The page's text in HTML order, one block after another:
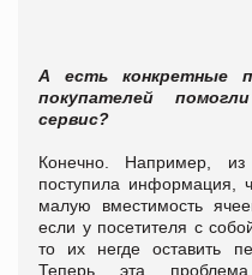
А есть конкретные
покупателей
сервис?
Конечно. Например,
поступила информация,
малую вместимость
если у посетителя с
то их негде оставить
Теперь эта